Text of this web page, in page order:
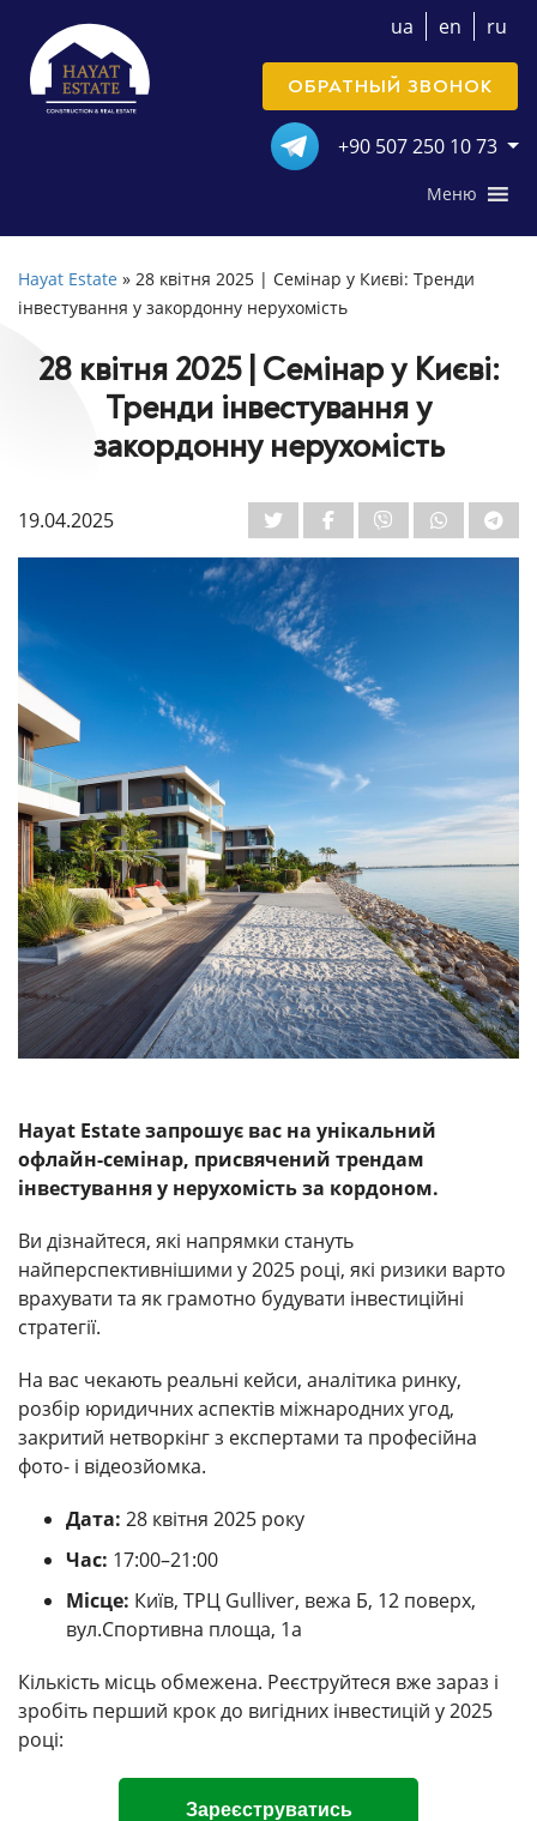
ua en ru
+90 507 250 10 73
ОБРАТНЫЙ ЗВОНОК
Меню
Hayat Estate » 28 квітня 2025 | Cемінар у Києві: Тренди
інвестування у закордонну нерухомість
28 квітня 2025 | Cемінар у Києві:
Тренди інвестування у
закордонну нерухомість
19.04.2025
Hayat Estate запрошує вас на унікальний
офлайн-семінар, присвячений трендам
інвестування у нерухомість за кордоном.
Ви дізнайтеся, які напрямки стануть
найперспективнішими у 2025 році, які ризики варто
врахувати та як грамотно будувати інвестиційні
стратегії.
На вас чекають реальні кейси, аналітика ринку,
розбір юридичних аспектів міжнародних угод,
закритий нетворкінг з експертами та професійна
фото- і відеозйомка.
Дата: 28 квітня 2025 року
Час: 17:00–21:00
Місце: Київ, ТРЦ Gulliver, вежа Б, 12 поверх,
вул.Спортивна площа, 1a
Кількість місць обмежена. Реєструйтеся вже зараз і
зробіть перший крок до вигідних інвестицій у 2025
році:
Зареєструватись